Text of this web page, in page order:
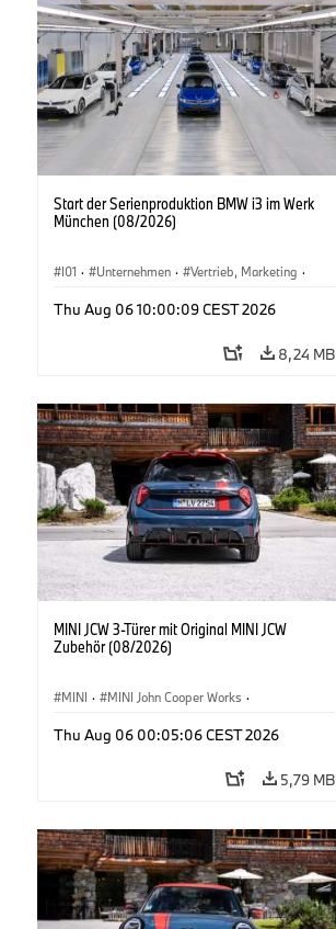
Start der Serienproduktion BMW i3 im Werk
München (08/2026)
I01 · Unternehmen · Vertrieb, Marketing ·
Thu Aug 06 10:00:09 CEST 2026
8,24 MB
MINI JCW 3-Türer mit Original MINI JCW
Zubehör (08/2026)
MINI · MINI John Cooper Works ·
Sonderausstattungen, Zubehör
Thu Aug 06 00:05:06 CEST 2026
5,79 MB